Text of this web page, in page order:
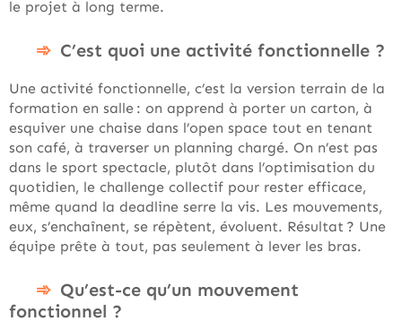
le projet à long terme.
C’est quoi une activité fonctionnelle ?
Une activité fonctionnelle, c’est la version terrain de la
formation en salle : on apprend à porter un carton, à
esquiver une chaise dans l’open space tout en tenant
son café, à traverser un planning chargé. On n’est pas
dans le sport spectacle, plutôt dans l’optimisation du
quotidien, le challenge collectif pour rester efficace,
même quand la deadline serre la vis. Les mouvements,
eux, s’enchaînent, se répètent, évoluent. Résultat ? Une
équipe prête à tout, pas seulement à lever les bras.
Qu’est-ce qu’un mouvement
fonctionnel ?